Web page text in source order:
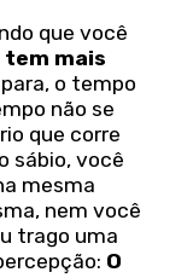
que você
tem mais
o tempo
não se
que corre
sábio, você
mesma
nem você
trago uma
O